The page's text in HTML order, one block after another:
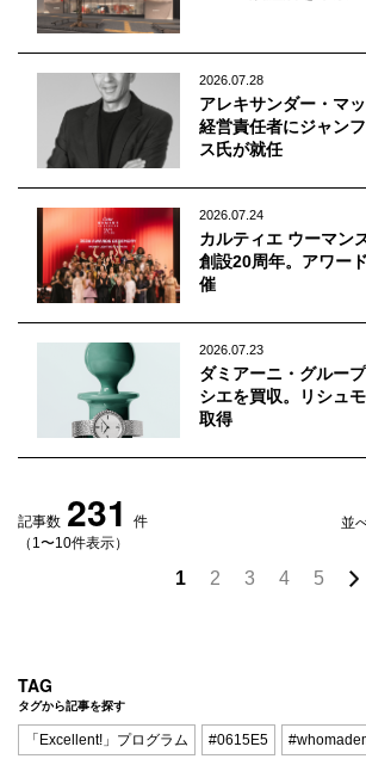
2026.07.28
アレキサンダー・マ
経営責任者にジャン
ス氏が就任
2026.07.24
カルティエ ウーマン
創設20周年。アワー
催
2026.07.23
ダミアーニ・グルー
シエを買収。リシュ
取得
記事数 231
件
（1〜10件表示）
並
1 2 3 4 5
TAG
タグから記事を探す
「Excellent!」プログラム #0615E5